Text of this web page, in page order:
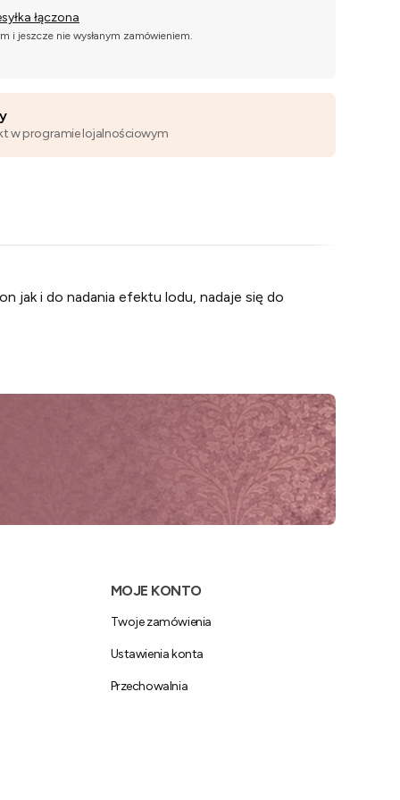
łączona
i jeszcze nie wysłanym zamówieniem.
w programie lojalnościowym
jak i do nadania efektu lodu, nadaje się do
MOJE KONTO
Twoje zamówienia
Ustawienia konta
Przechowalnia